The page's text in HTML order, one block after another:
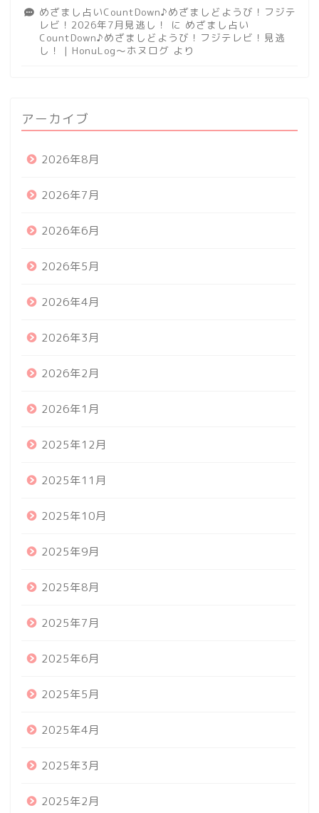
めざまし占いCountDown♪めざましどようび！フジテ
レビ！2026年7月見逃し！
に めざまし占い
CountDown♪めざましどようび！フジテレビ！見逃
し！ | HonuLog～ホヌログ より
アーカイブ
2026年8月
2026年7月
2026年6月
2026年5月
2026年4月
2026年3月
2026年2月
2026年1月
2025年12月
2025年11月
2025年10月
2025年9月
2025年8月
2025年7月
2025年6月
2025年5月
2025年4月
2025年3月
2025年2月